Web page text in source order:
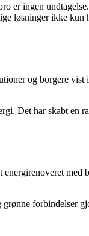
er ingen
løsninger ikke kun
og borgere
Det har skabt en
med
forbindelser